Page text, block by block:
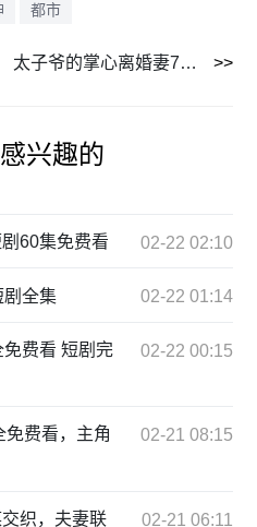
都市
太子爷的掌心离婚妻76集大结局抢先看，虐恋终章如何收场？
兴趣的
60集免费看 02-22 02:10
剧全集 02-22 01:14
费看 短剧完
02-22 00:15
免费看，主角
02-21 08:15
织，夫妻联 02-21 06:11